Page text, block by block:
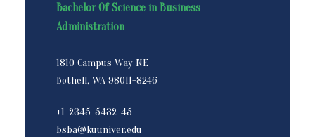
Bachelor Of Science in Business
Administration
1810 Campus Way NE
Bothell, WA 98011-8246
+1-2345-5432-45
bsba@kuuniver.edu